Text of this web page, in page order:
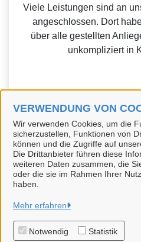
VERWENDUNG VON
Wir verwenden Cookies, um die
sicherzustellen, Funktionen von
können und die Zugriffe auf
Die Drittanbieter führen diese
weiteren Daten zusammen, die
oder die sie im Rahmen Ihrer
haben.
Mehr erfahren
Notwendig Statistik
Viele Leistungen sind an
angeschlossen. Dort
über alle gestellten
unkompliziert in
Weitere Informationen zur
FAQ-Seite
Hansestadt Uelzen
Alle Rechte vorbehalten